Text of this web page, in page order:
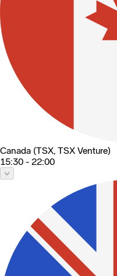
Canada (TSX, TSX Venture)
15:30 - 22:00